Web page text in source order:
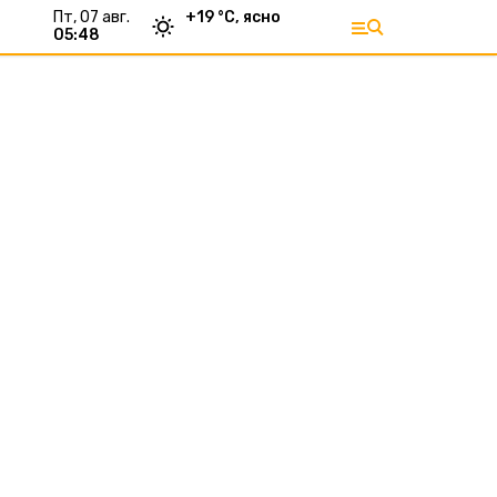
пт, 07 авг.
05:48
+19 °С, ясно